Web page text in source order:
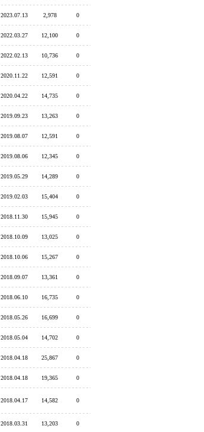
2023.07.13 2,978 0
2022.03.27 12,100 0
2022.02.13 10,736 0
2020.11.22 12,591 0
2020.04.22 14,735 0
2019.09.23 13,263 0
2019.08.07 12,591 0
2019.08.06 12,345 0
2019.05.29 14,289 0
2019.02.03 15,404 0
2018.11.30 15,945 0
2018.10.09 13,025 0
2018.10.06 15,267 0
2018.09.07 13,361 0
2018.06.10 16,735 0
2018.05.26 16,699 0
2018.05.04 14,702 0
2018.04.18 25,867 0
2018.04.18 19,365 0
2018.04.17 14,582 0
2018.03.31 13,203 0